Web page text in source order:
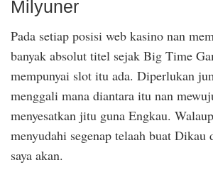
Milyuner
Pada setiap posisi web kasino nan
banyak absolut titel sejak Big Time
mempunyai slot itu ada. Diperlukan
menggali mana diantara itu nan
menyesatkan jitu guna Engkau.
menyudahi segenap telaah buat Dikau
saya akan.